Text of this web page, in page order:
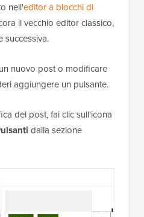
nell'editor a blocchi di
il vecchio editor classico,
successiva.
nuovo post o modificare
aggiungere un pulsante.
del post, fai clic sull'icona
dalla sezione